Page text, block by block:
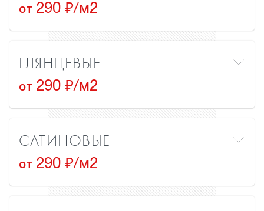
от 290 ₽/м2
ГЛЯНЦЕВЫЕ
от 290 ₽/м2
САТИНОВЫЕ
от 290 ₽/м2